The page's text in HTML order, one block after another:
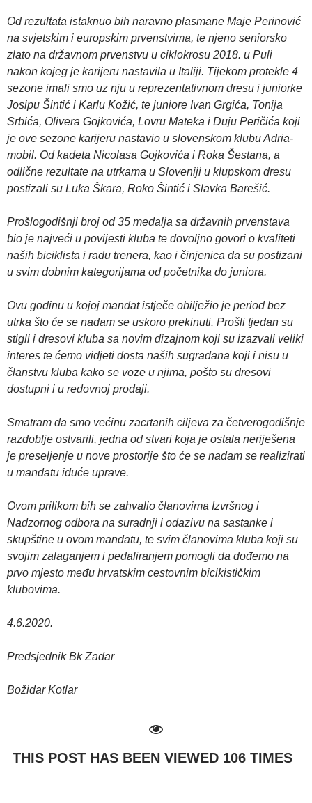
Od rezultata istaknuo bih naravno plasmane Maje Perinović
na svjetskim i europskim prvenstvima, te njeno seniorsko
zlato na državnom prvenstvu u ciklokrosu 2018. u Puli
nakon kojeg je karijeru nastavila u Italiji. Tijekom protekle 4
sezone imali smo uz nju u reprezentativnom dresu i juniorke
Josipu Šintić i Karlu Kožić, te juniore Ivan Grgića, Tonija
Srbića, Olivera Gojkovića, Lovru Mateka i Duju Peričića koji
je ove sezone karijeru nastavio u slovenskom klubu Adria-
mobil. Od kadeta Nicolasa Gojkovića i Roka Šestana, a
odlične rezultate na utrkama u Sloveniji u klupskom dresu
postizali su Luka Škara, Roko Šintić i Slavka Barešić.
Prošlogodišnji broj od 35 medalja sa državnih prvenstava
bio je najveći u povijesti kluba te dovoljno govori o kvaliteti
naših biciklista i radu trenera, kao i činjenica da su postizani
u svim dobnim kategorijama od početnika do juniora.
Ovu godinu u kojoj mandat istječe obilježio je period bez
utrka što će se nadam se uskoro prekinuti. Prošli tjedan su
stigli i dresovi kluba sa novim dizajnom koji su izazvali veliki
interes te ćemo vidjeti dosta naših sugrađana koji i nisu u
članstvu kluba kako se voze u njima, pošto su dresovi
dostupni i u redovnoj prodaji.
Smatram da smo većinu zacrtanih ciljeva za četverogodišnje
razdoblje ostvarili, jedna od stvari koja je ostala neriješena
je preseljenje u nove prostorije što će se nadam se realizirati
u mandatu iduće uprave.
Ovom prilikom bih se zahvalio članovima Izvršnog i
Nadzornog odbora na suradnji i odazivu na sastanke i
skupštine u ovom mandatu, te svim članovima kluba koji su
svojim zalaganjem i pedaliranjem pomogli da dođemo na
prvo mjesto među hrvatskim cestovnim bicikističkim
klubovima.
4.6.2020.
Predsjednik Bk Zadar
Božidar Kotlar
THIS POST HAS BEEN VIEWED 106 TIMES